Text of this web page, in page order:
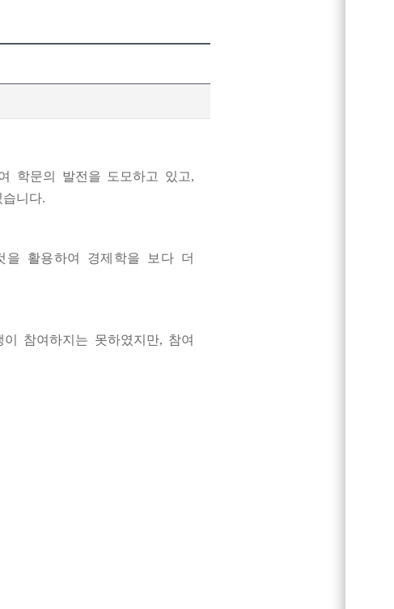
학문의 발전을 도모하고 있고,
습니다.
을 활용하여 경제학을 보다 더
참여하지는 못하였지만, 참여